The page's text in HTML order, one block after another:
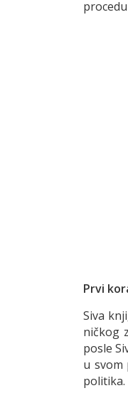
Prvi
Siva
ničkog
posle
u svom
politika.